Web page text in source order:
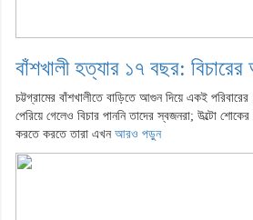
বাঁশখালী হত্যার ১৭ বছর:
চট্টগ্রামের বাঁশখালীতে বাড়িতে আগুন দিয়ে একই
পেরিয়ে গেলেও বিচার পাননি তাদের স্বজনরা; উল্টো
করতে করতে তারা এখন আরও পড়ুন